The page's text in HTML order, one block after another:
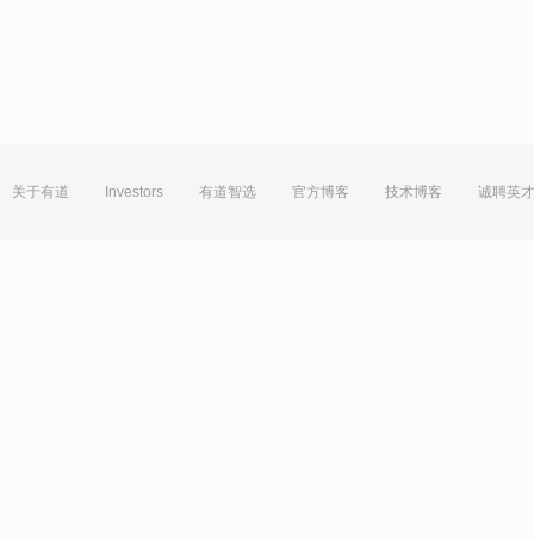
关于有道 Investors 有道智选 官方博客 技术博客 诚聘英才